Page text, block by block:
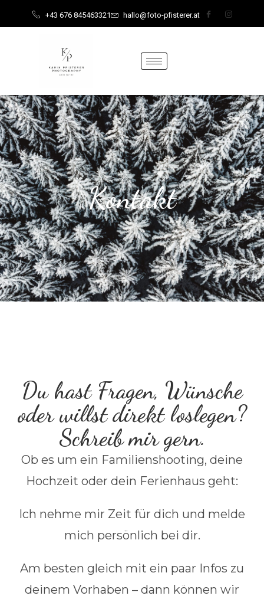
+43 676 845463321 hallo@foto-pfisterer.at
Kontakt
Du hast Fragen, Wünsche
oder willst direkt loslegen?
Schreib mir gern.
Ob es um ein Familienshooting, deine
Hochzeit oder dein Ferienhaus geht:
Ich nehme mir Zeit für dich und melde
mich persönlich bei dir.
Am besten gleich mit ein paar Infos zu
deinem Vorhaben – dann können wir